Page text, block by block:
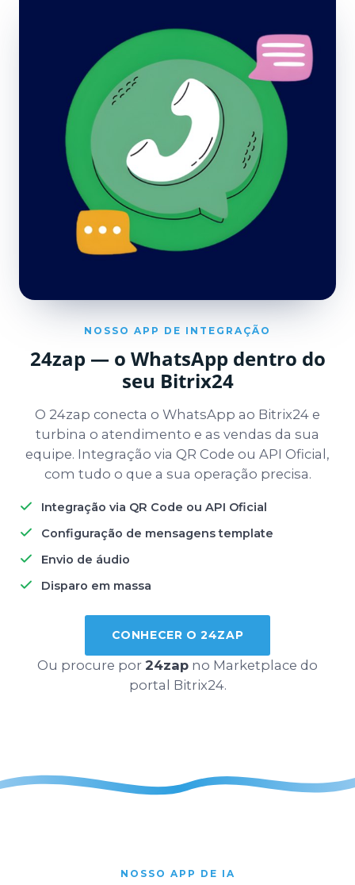
NOSSO APP DE INTEGRAÇÃO
24zap — o WhatsApp dentro do
seu Bitrix24
O 24zap conecta o WhatsApp ao Bitrix24 e
turbina o atendimento e as vendas da sua
equipe. Integração via QR Code ou API Oficial,
com tudo o que a sua operação precisa.
Integração via QR Code ou API Oficial
Configuração de mensagens template
Envio de áudio
Disparo em massa
CONHECER O 24ZAP
Ou procure por 24zap no Marketplace do
portal Bitrix24.
NOSSO APP DE IA